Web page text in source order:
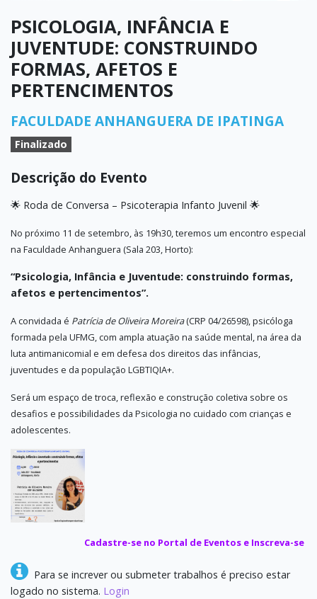
PSICOLOGIA, INFÂNCIA E
JUVENTUDE: CONSTRUINDO
FORMAS, AFETOS E
PERTENCIMENTOS
FACULDADE ANHANGUERA DE IPATINGA
Finalizado
Descrição do Evento
🌟 Roda de Conversa – Psicoterapia Infanto Juvenil 🌟
No próximo 11 de setembro, às 19h30, teremos um encontro especial
na Faculdade Anhanguera (Sala 203, Horto):
“Psicologia, Infância e Juventude: construindo formas,
afetos e pertencimentos”.
A convidada é Patrícia de Oliveira Moreira(CRP 04/26598), psicóloga
formada pela UFMG, com ampla atuação na saúde mental, na área da
luta antimanicomial e em defesa dos direitos das infâncias,
juventudes e da população LGBTIQIA+.
Será um espaço de troca, reflexão e construção coletiva sobre os
desafios e possibilidades da Psicologia no cuidado com crianças e
adolescentes.
Cadastre-se no Portal de Eventos e Inscreva-se
Para se increver ou submeter trabalhos é preciso estar
logado no sistema. Login